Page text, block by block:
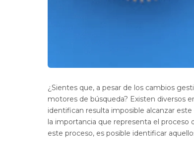
¿Sientes que, a pesar de los cambios
motores de búsqueda? Existen diversos
identifican resulta imposible alcanzar
la importancia que representa el proceso
este proceso, es posible identificar